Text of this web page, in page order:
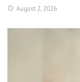
August 2, 2026